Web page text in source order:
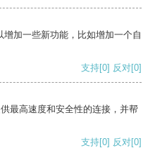
加一些新功能，比如增加一个自
支持[0] 反对[0]
最高速度和安全性的连接，并帮
支持[0] 反对[0]